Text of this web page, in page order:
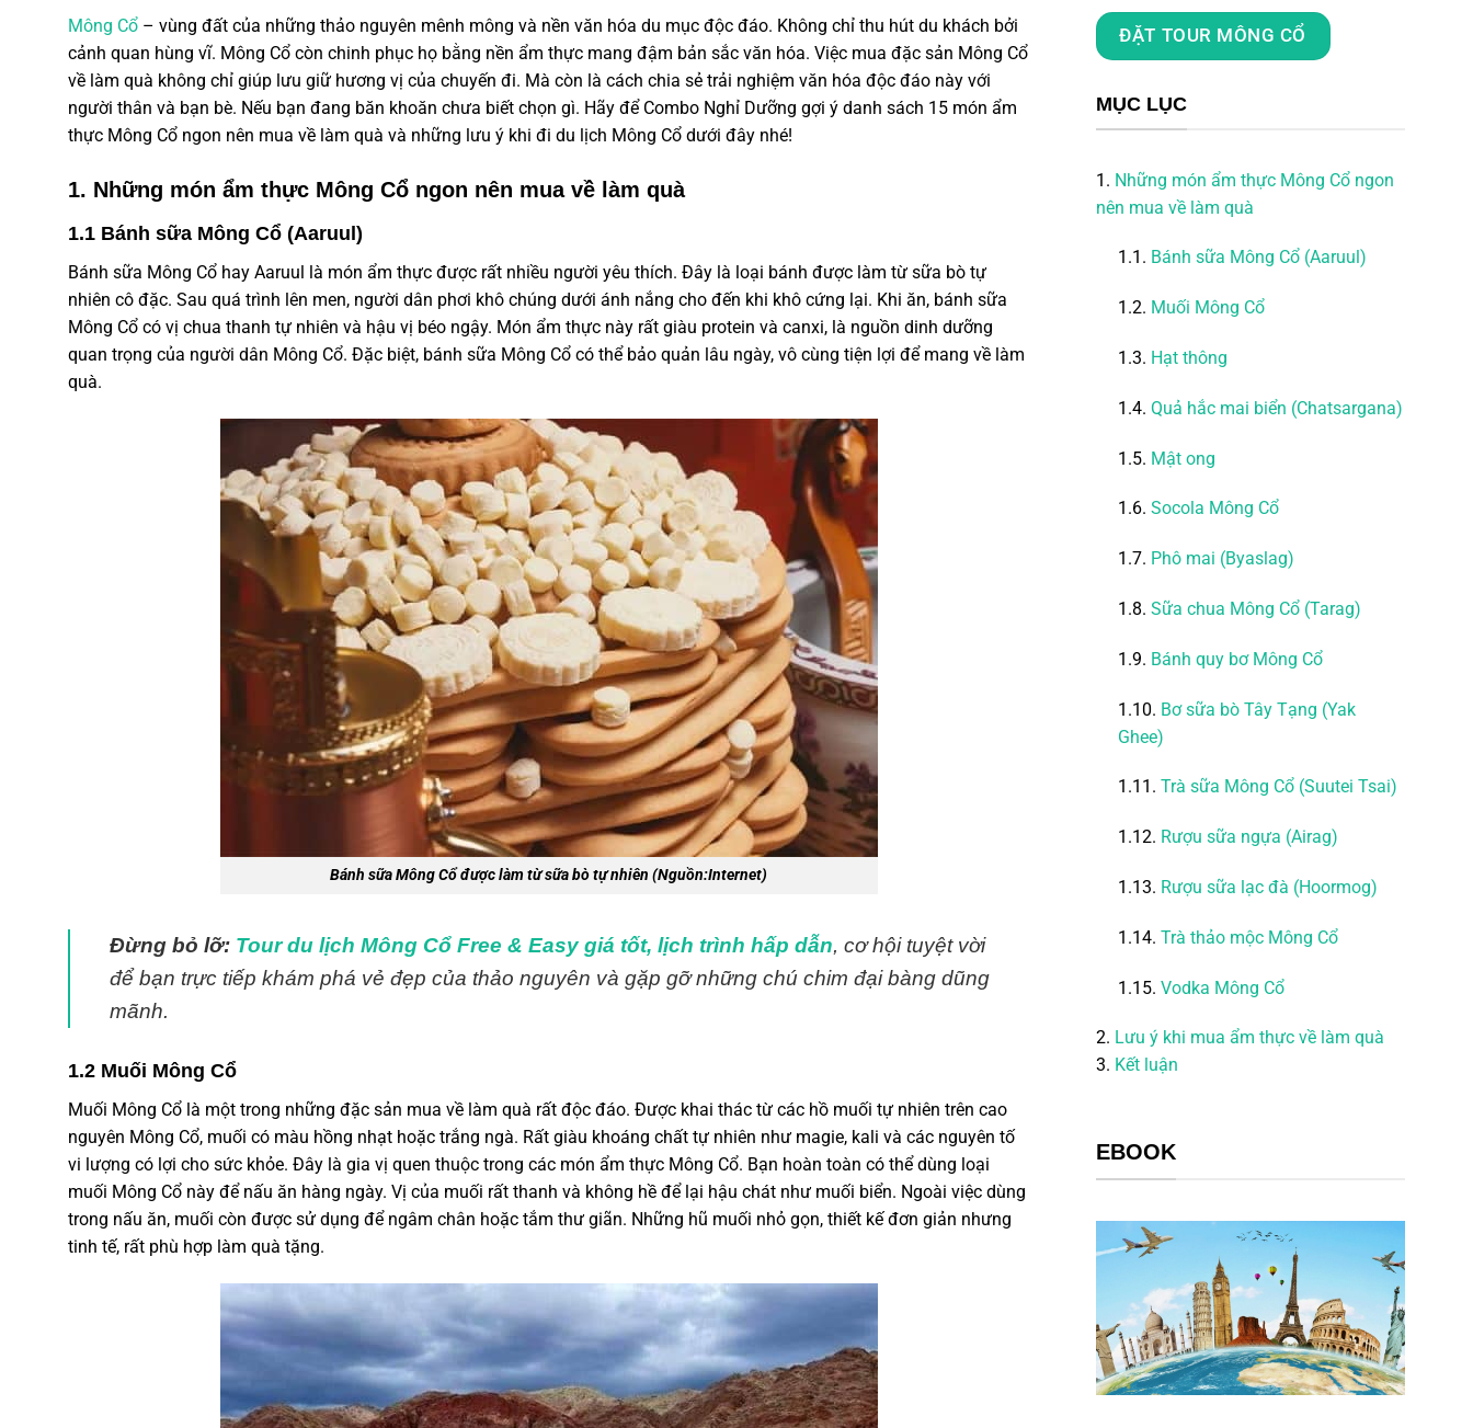
Mông Cổ – vùng đất của những thảo nguyên mênh mông và nền văn hóa du mục độc đáo. Không chỉ thu hút du khách bởi
cảnh quan hùng vĩ. Mông Cổ còn chinh phục họ bằng nền ẩm thực mang đậm bản sắc văn hóa. Việc mua đặc sản Mông Cổ
về làm quà không chỉ giúp lưu giữ hương vị của chuyến đi. Mà còn là cách chia sẻ trải nghiệm văn hóa độc đáo này với
người thân và bạn bè. Nếu bạn đang băn khoăn chưa biết chọn gì. Hãy để Combo Nghỉ Dưỡng gợi ý danh sách 15 món ẩm
thực Mông Cổ ngon nên mua về làm quà và những lưu ý khi đi du lịch Mông Cổ dưới đây nhé!
1. Những món ẩm thực Mông Cổ ngon nên mua về làm quà
1.1 Bánh sữa Mông Cổ (Aaruul)
Bánh sữa Mông Cổ hay Aaruul là món ẩm thực được rất nhiều người yêu thích. Đây là loại bánh được làm từ sữa bò tự
nhiên cô đặc. Sau quá trình lên men, người dân phơi khô chúng dưới ánh nắng cho đến khi khô cứng lại. Khi ăn, bánh sữa
Mông Cổ có vị chua thanh tự nhiên và hậu vị béo ngậy. Món ẩm thực này rất giàu protein và canxi, là nguồn dinh dưỡng
quan trọng của người dân Mông Cổ. Đặc biệt, bánh sữa Mông Cổ có thể bảo quản lâu ngày, vô cùng tiện lợi để mang về làm
quà.
Bánh sữa Mông Cổ được làm từ sữa bò tự nhiên(Nguồn:Internet)
Đừng bỏ lỡ: Tour du lịch Mông Cổ Free & Easy giá tốt, lịch trình hấp dẫn, cơ hội tuyệt vời
để bạn trực tiếp khám phá vẻ đẹp của thảo nguyên và gặp gỡ những chú chim đại bàng dũng
mãnh.
1.2 Muối Mông Cổ
Muối Mông Cổ là một trong những đặc sản mua về làm quà rất độc đáo. Được khai thác từ các hồ muối tự nhiên trên cao
nguyên Mông Cổ, muối có màu hồng nhạt hoặc trắng ngà. Rất giàu khoáng chất tự nhiên như magie, kali và các nguyên tố
vi lượng có lợi cho sức khỏe. Đây là gia vị quen thuộc trong các món ẩm thực Mông Cổ. Bạn hoàn toàn có thể dùng loại
muối Mông Cổ này để nấu ăn hàng ngày. Vị của muối rất thanh và không hề để lại hậu chát như muối biển. Ngoài việc dùng
trong nấu ăn, muối còn được sử dụng để ngâm chân hoặc tắm thư giãn. Những hũ muối nhỏ gọn, thiết kế đơn giản nhưng
tinh tế, rất phù hợp làm quà tặng.
ĐẶT TOUR MÔNG CỔ
MỤC LỤC
1. Những món ẩm thực Mông Cổ ngon
nên mua về làm quà
1.1. Bánh sữa Mông Cổ (Aaruul)
1.2. Muối Mông Cổ
1.3. Hạt thông
1.4. Quả hắc mai biển (Chatsargana)
1.5. Mật ong
1.6. Socola Mông Cổ
1.7. Phô mai (Byaslag)
1.8. Sữa chua Mông Cổ (Tarag)
1.9. Bánh quy bơ Mông Cổ
1.10. Bơ sữa bò Tây Tạng (Yak
Ghee)
1.11. Trà sữa Mông Cổ (Suutei Tsai)
1.12. Rượu sữa ngựa (Airag)
1.13. Rượu sữa lạc đà (Hoormog)
1.14. Trà thảo mộc Mông Cổ
1.15. Vodka Mông Cổ
2. Lưu ý khi mua ẩm thực về làm quà
3. Kết luận
EBOOK